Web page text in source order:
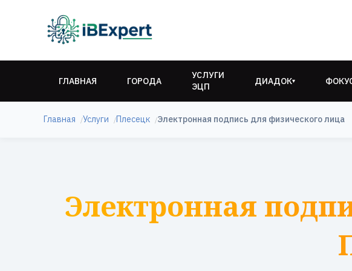
ГЛАВНАЯ ГОРОДА
УСЛУГИ
ЭЦП
ДИАДОК▾
Главная Услуги Плесецк Электронная подпись для физического лица
Электронная